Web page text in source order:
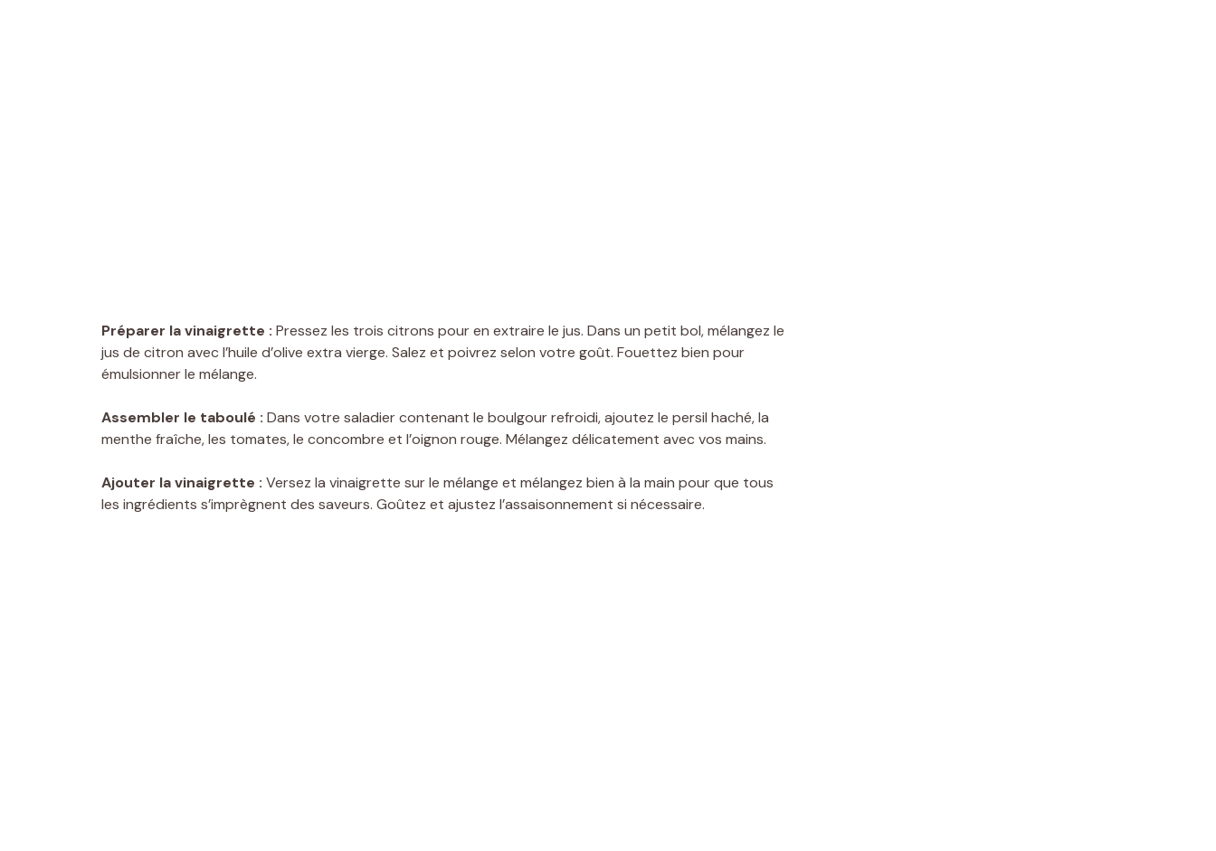
Préparer la vinaigrette : Pressez les trois citrons pour en extraire le jus. Dans un petit bol, mélangez le
jus de citron avec l’huile d’olive extra vierge. Salez et poivrez selon votre goût. Fouettez bien pour
émulsionner le mélange.
Assembler le taboulé : Dans votre saladier contenant le boulgour refroidi, ajoutez le persil haché, la
menthe fraîche, les tomates, le concombre et l’oignon rouge. Mélangez délicatement avec vos mains.
Ajouter la vinaigrette : Versez la vinaigrette sur le mélange et mélangez bien à la main pour que tous
les ingrédients s’imprègnent des saveurs. Goûtez et ajustez l’assaisonnement si nécessaire.